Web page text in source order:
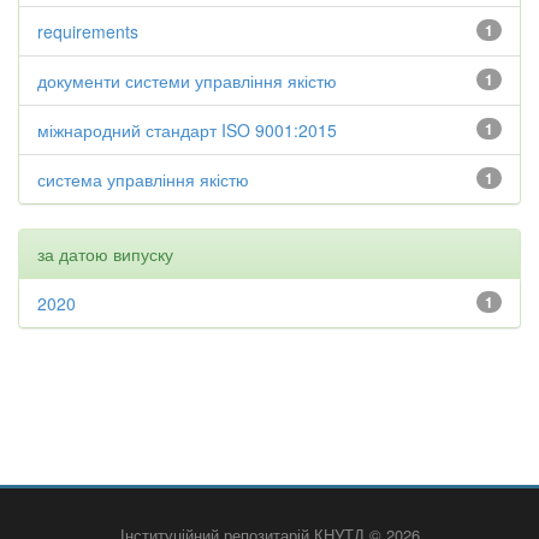
1
requirements
1
документи системи управління якістю
1
міжнародний стандарт ISO 9001:2015
1
система управління якістю
за датою випуску
1
2020